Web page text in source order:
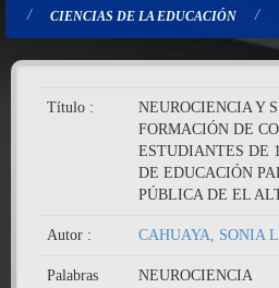
CIENCIAS DE LA EDUCACIÓN
Título :
NEUROCIENCIA Y
FORMACIÓN DE
ESTUDIANTES DE
DE EDUCACIÓN
PÚBLICA DE EL
Autor : CAHUAYA, SONIA
Palabras
NEUROCIENCIA